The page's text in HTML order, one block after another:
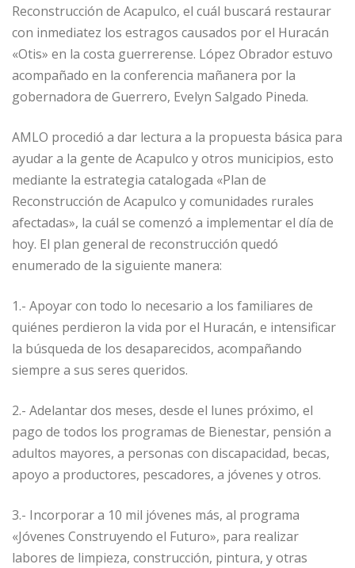
Reconstrucción de Acapulco, el cuál buscará restaurar
con inmediatez los estragos causados por el Huracán
«Otis» en la costa guerrerense. López Obrador estuvo
acompañado en la conferencia mañanera por la
gobernadora de Guerrero, Evelyn Salgado Pineda.
AMLO procedió a dar lectura a la propuesta básica para
ayudar a la gente de Acapulco y otros municipios, esto
mediante la estrategia catalogada «Plan de
Reconstrucción de Acapulco y comunidades rurales
afectadas», la cuál se comenzó a implementar el día de
hoy. El plan general de reconstrucción quedó
enumerado de la siguiente manera:
1.- Apoyar con todo lo necesario a los familiares de
quiénes perdieron la vida por el Huracán, e intensificar
la búsqueda de los desaparecidos, acompañando
siempre a sus seres queridos.
2.- Adelantar dos meses, desde el lunes próximo, el
pago de todos los programas de Bienestar, pensión a
adultos mayores, a personas con discapacidad, becas,
apoyo a productores, pescadores, a jóvenes y otros.
3.- Incorporar a 10 mil jóvenes más, al programa
«Jóvenes Construyendo el Futuro», para realizar
labores de limpieza, construcción, pintura, y otras